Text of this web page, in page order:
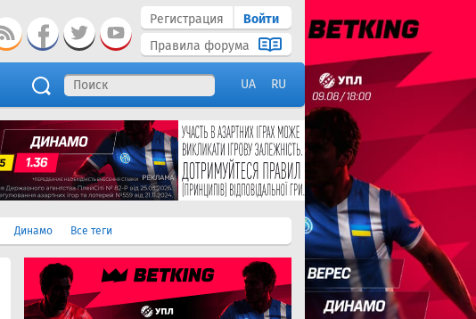
Регистрация
Войти
Правила форума
UA RU
Динамо Все теги